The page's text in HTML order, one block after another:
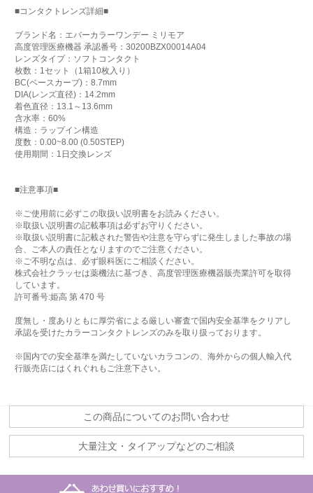
■コンタクトレンズ詳細■
ブランド名：エバーカラーワンデー ミリモア
高度管理医療機器 承認番号：30200BZX00014A04
レンズタイプ：ソフトコンタクト
枚数：1セット（1箱10枚入り）
BC(ベースカーブ)：8.7mm
DIA(レンズ直径)：14.2mm
着色直径：13.1～13.6mm
含水率：60%
構造：ラップイン構造
度数：0.00~8.00 (0.50STEP)
使用期間：1日交換レンズ
■注意事項■
※ご使用前に必ずこの取扱い説明書をお読みください。
※取扱い説明書の記載事項は必ずお守りください。
※取扱い説明書に記載された警告や注意を守らずに発生しました事故の場
合、ご本人の責任となりますのでご注意ください。
※ご不明な点は、必ず眼科医にご相談ください。
株式会社クラッセは薬機法に基づき、高度管理医療機器販売業許可を取得
しています。
許可番号:姫高 第 470 号
度無し・度ありともに厚労省による厳しい審査で国内安全基準をクリアし
承認を受けたカラーコンタクトレンズのみを取り扱っております。
※国内での安全基準を満たしていないカラコンの、海外からの個人輸入代
行販売店にはくれぐれもご注意下さい。
この商品についてのお問い合わせ
大量注文・タイアップなどのご相談